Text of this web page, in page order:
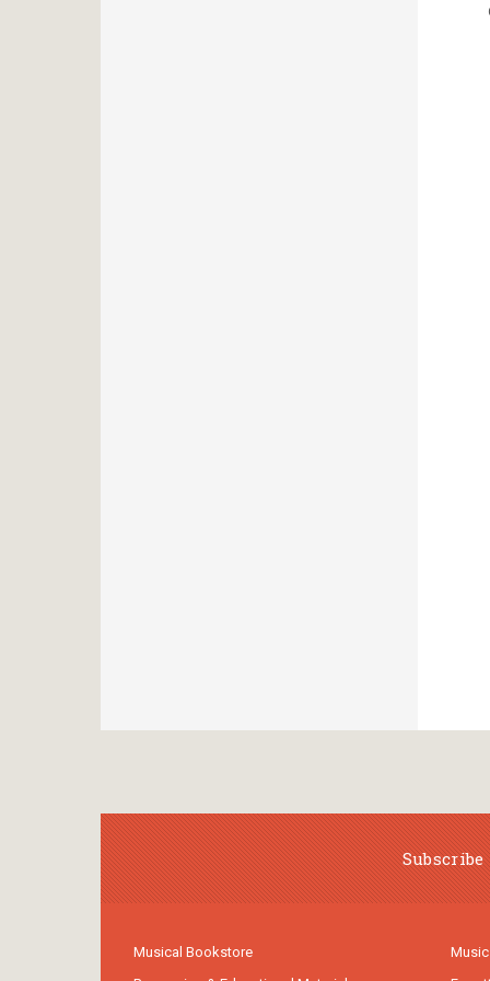
Musical Bookstore